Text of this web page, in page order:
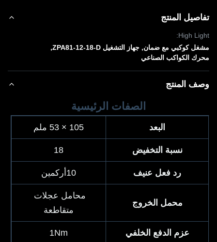
المنتج
High
كوكبي مع ضمان,جهاز التشغيل ZPA81-12-18-D
,
الكواكب الصناعي
المنتج
الصفات الرئيسية
نسبة التخفيض
رد فعل عنيف
محمل الخروج
محامل عجلات
متقاطعة
عزم الدفع الخلفي 1Nm